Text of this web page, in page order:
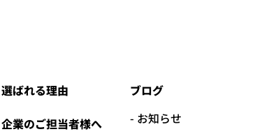
選ばれる理由
企業のご担当者様へ
ブログ
お知らせ